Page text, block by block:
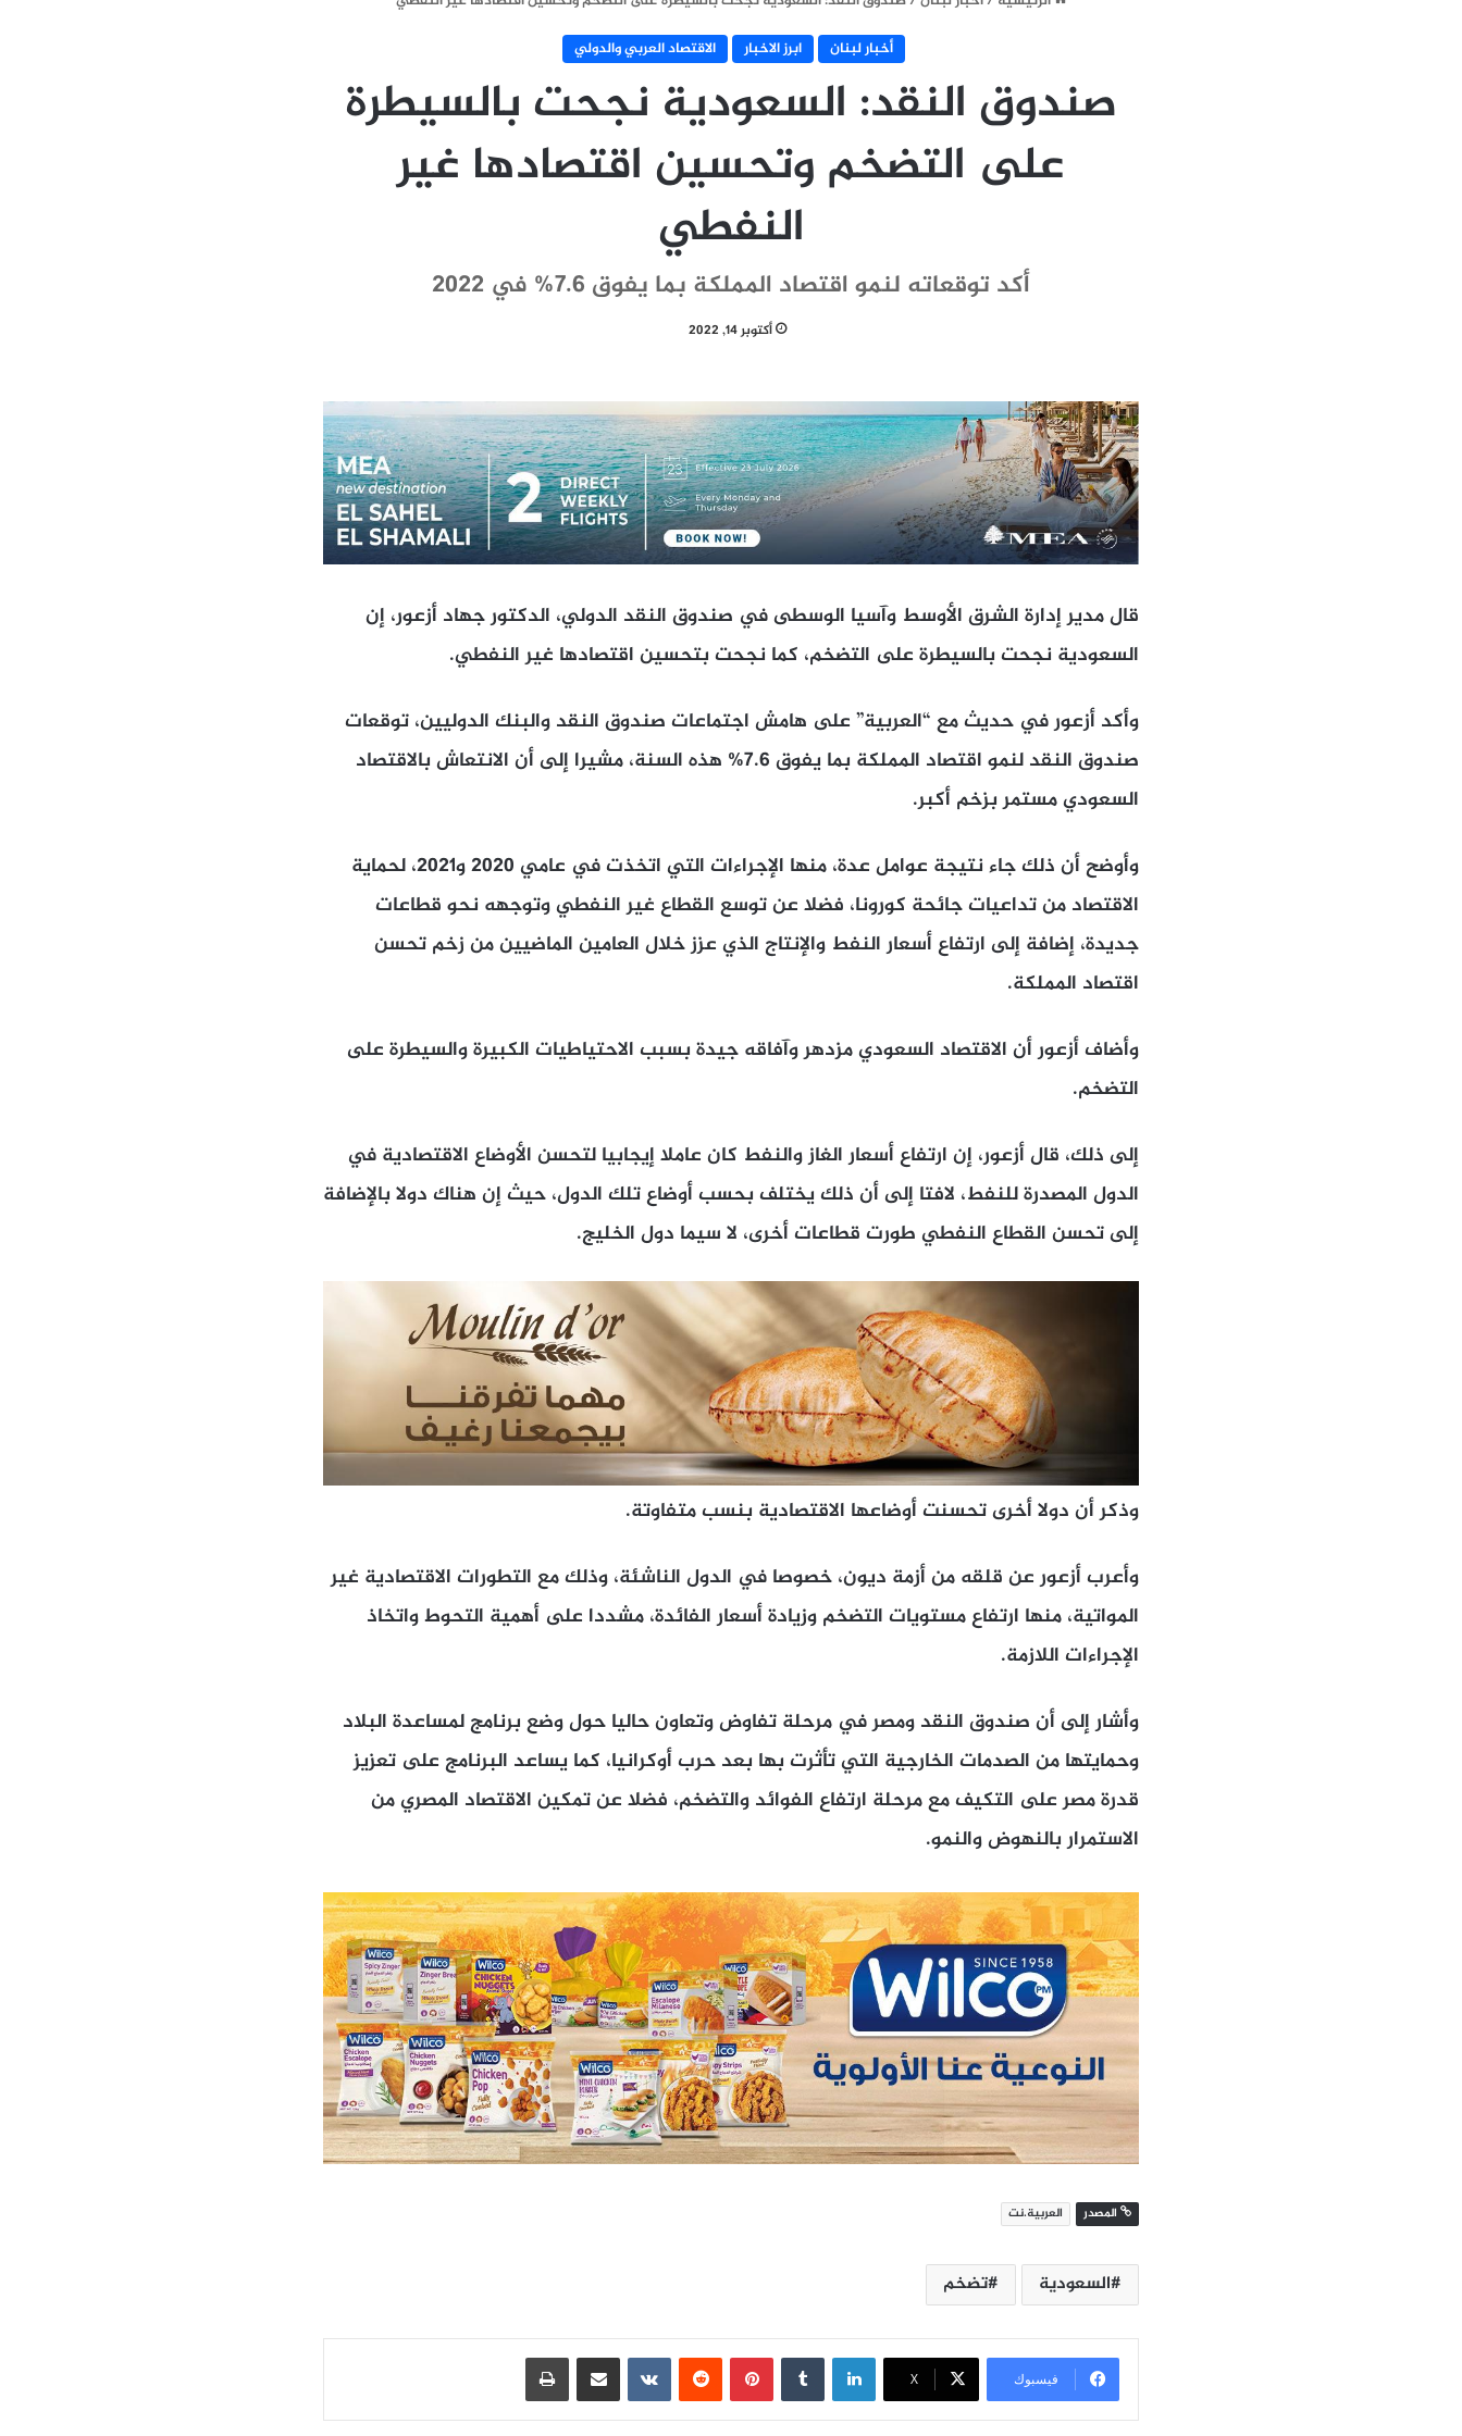
أخبار لبنان
ابرز الاخبار الاقتصاد العربي والدولي
صندوق النقد: السعودية نجحت بالسيطرة
على التضخم وتحسين اقتصادها غير
النفطي
أكد توقعاته لنمو اقتصاد المملكة بما يفوق 7.6% في 2022
أكتوبر 14, 2022
قال مدير إدارة الشرق الأوسط وآسيا الوسطى في صندوق النقد الدولي، الدكتور جهاد أزعور، إن
السعودية نجحت بالسيطرة على التضخم، كما نجحت بتحسين اقتصادها غير النفطي.
وأكد أزعور في حديث مع “العربية” على هامش اجتماعات صندوق النقد والبنك الدوليين، توقعات
صندوق النقد لنمو اقتصاد المملكة بما يفوق 7.6% هذه السنة، مشيرا إلى أن الانتعاش بالاقتصاد
السعودي مستمر بزخم أكبر.
وأوضح أن ذلك جاء نتيجة عوامل عدة، منها الإجراءات التي اتخذت في عامي 2020 و2021، لحماية
الاقتصاد من تداعيات جائحة كورونا، فضلا عن توسع القطاع غير النفطي وتوجهه نحو قطاعات
جديدة، إضافة إلى ارتفاع أسعار النفط والإنتاج الذي عزز خلال العامين الماضيين من زخم تحسن
اقتصاد المملكة.
وأضاف أزعور أن الاقتصاد السعودي مزدهر وآفاقه جيدة بسبب الاحتياطيات الكبيرة والسيطرة على
التضخم.
إلى ذلك، قال أزعور، إن ارتفاع أسعار الغاز والنفط كان عاملا إيجابيا لتحسن الأوضاع الاقتصادية في
الدول المصدرة للنفط، لافتا إلى أن ذلك يختلف بحسب أوضاع تلك الدول، حيث إن هناك دولا بالإضافة
إلى تحسن القطاع النفطي طورت قطاعات أخرى، لا سيما دول الخليج.
وذكر أن دولا أخرى تحسنت أوضاعها الاقتصادية بنسب متفاوتة.
وأعرب أزعور عن قلقه من أزمة ديون، خصوصا في الدول الناشئة، وذلك مع التطورات الاقتصادية غير
المواتية، منها ارتفاع مستويات التضخم وزيادة أسعار الفائدة، مشددا على أهمية التحوط واتخاذ
الإجراءات اللازمة.
وأشار إلى أن صندوق النقد ومصر في مرحلة تفاوض وتعاون حاليا حول وضع برنامج لمساعدة البلاد
وحمايتها من الصدمات الخارجية التي تأثرت بها بعد حرب أوكرانيا، كما يساعد البرنامج على تعزيز
قدرة مصر على التكيف مع مرحلة ارتفاع الفوائد والتضخم، فضلا عن تمكين الاقتصاد المصري من
الاستمرار بالنهوض والنمو.
المصدر العربية.نت
السعودية تضخم
فيسبوك X
لينكدإن بينتيريست مشاركة عبر البريد طباعة